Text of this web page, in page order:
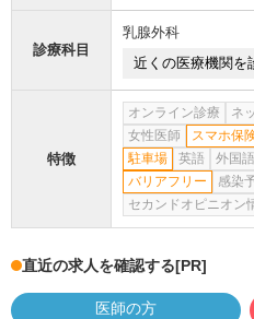
診療科目
乳腺外科
近くの医療機関を
特徴
オンライン診療 ネ
女性医師
スマホ保
駐車場
英語 外国語
バリアフリー
感染
セカンドオピニオン
直近の求人を確認する[PR]
医師の方